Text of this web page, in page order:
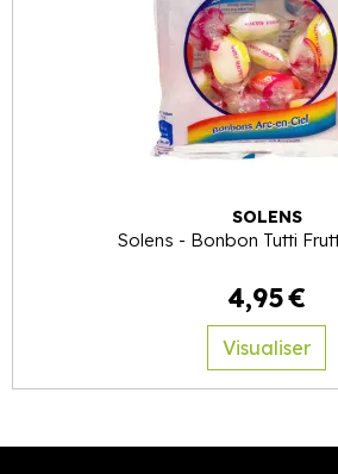
SOLENS
Solens - Bonbon Tutti
4,95€
Visualiser